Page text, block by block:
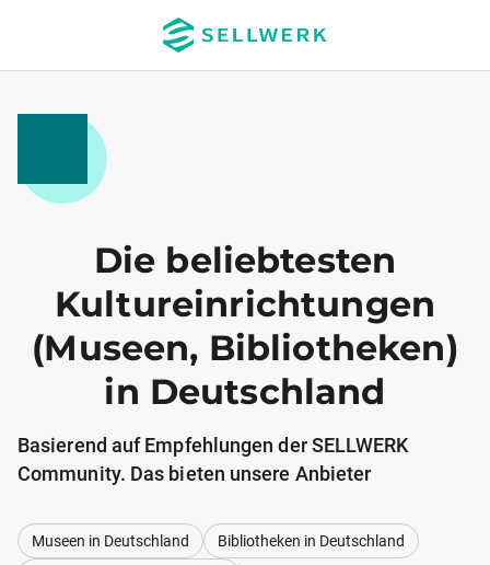
Die beliebtesten
Kultureinrichtungen
(Museen, Bibliotheken)
in Deutschland
Basierend auf Empfehlungen der SELLWERK
Community. Das bieten unsere Anbieter
Museen in Deutschland
Bibliotheken in Deutschland